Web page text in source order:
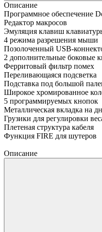
Описание
Программное обеспечение
Редактор макросов
Эмуляция клавиш
4 режима разрешения мыши
Позолоченный USB-
2 дополнительные боковые
Ферритовый фильтр помех
Переливающаяся подсветка
Подставка под большой
Широкое хромированное
5 программируемых кнопок
Металлическая вкладка на
Грузики для регулировки
Плетеная структура кабеля
Функция FIRE для шутеров
Описание